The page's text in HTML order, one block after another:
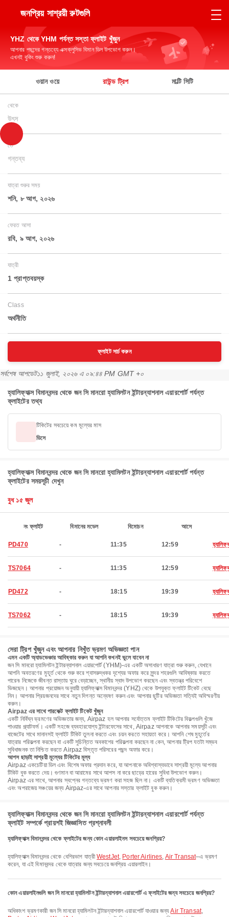
জনপ্রিয় সাশ্রয়ী রুটগুলি
YHZ থেকে YHM পর্যন্ত সস্তা ফ্লাইট খুঁজুন
আপনার পছন্দের গন্তব্যে এক্সক্লুসিভ বিমান ডিল উপভোগ করুন।
এখনই বুকিং শুরু করুন!
ওয়ান ওয়ে রাউন্ড ট্রিপ মাল্টি সিটি
থেকে
উৎস
তে
গন্তব্য
যাত্রা শুরুর সময়
শনি, ৮ আগ, ২০২৬
ফেরত আসা
রবি, ৯ আগ, ২০২৬
যাত্রী
1 প্রাপ্তবয়স্ক
Class
অর্থনীতি
ফ্লাইট সার্চ করুন
সর্বশেষ আপডেট১১ জুলাই, ২০২৬ এ ০৯:৪৪ PM GMT +০
হ্যালিফ্যাক্স বিমানবন্দর থেকে জন সি মানরো হ্যামিলটন ইন্টারন্যাশনাল এয়ারপোর্ট পর্যন্ত
ফ্লাইটের তথ্য
টিকিটের সবচেয়ে কম মূল্যের মাস
ডিসে
হ্যালিফ্যাক্স বিমানবন্দর থেকে জন সি মানরো হ্যামিলটন ইন্টারন্যাশনাল এয়ারপোর্ট পর্যন্ত
ফ্লাইটের সময়সূচী দেখুন
বুধ ১৫ জুল
নং ফ্লাইট বিমানের মডেল বিমোচন আসে
PD470 - 11:35 12:59
TS7064 - 11:35 12:59
PD472 - 18:15 19:39
TS7062 - 18:15 19:39
সেরা ট্রিপ খুঁজুন এবং আপনার নিখুঁত ভ্রমণ অভিজ্ঞতা পান
এমন একটি অ্যাডভেঞ্চার আবিষ্কার করুন যা আপনি কখনই ভুলে যাবেন না
জন সি মানরো হ্যামিলটন ইন্টারন্যাশনাল এয়ারপোর্ট (YHM)-এর একটি অসাধারণ যাত্রা শুরু করুন, যেখানে
আপনি অবতরণের মুহূর্ত থেকে শুরু করে শ্বাসরুদ্ধকর দৃশ্যের অফার করে সুন্দর শহরগুলি আবিষ্কার করতে
পারেন৷ নিজেকে জীবন্ত রাস্তায় ঘুরে বেড়াচ্ছেন, স্থানীয় স্বাদ উপভোগ করছেন এবং স্বতন্ত্র পরিবেশে
ভিজছেন। আপনার প্রয়োজন অনুযায়ী হ্যালিফ্যাক্স বিমানবন্দর (YHZ) থেকে উপযুক্ত ফ্লাইট টিকেট বেছে
নিন। আপনার প্রিয়জনদের সাথে নতুন দিগন্ত অন্বেষণ করুন এবং আপনার ছুটির অভিজ্ঞতা সত্যিই অবিস্মরণীয়
করুন।
Airpaz এর সাথে পারফেক্ট ফ্লাইট টিকেট খুঁজুন
একটি নির্বিঘ্ন ভ্রমণের অভিজ্ঞতার জন্য, Airpaz হল আপনার সর্বোত্তম ফ্লাইট টিকিটের বিকল্পগুলি খুঁজে
পাওয়ার প্ল্যাটফর্ম। একটি সহজে ব্যবহারযোগ্য ইন্টারফেসের সাথে, Airpaz আপনাকে আপনার সময়সূচী এবং
বাজেটের সাথে মানানসই ফ্লাইট টিকিট তুলনা করতে এবং চয়ন করতে সহায়তা করে। আপনি শেষ মুহূর্তের
যাত্রার পরিকল্পনা করছেন বা একটি সুচিন্তিত অবকাশের পরিকল্পনা করছেন না কেন, আপনার ট্রিপ যতটা সম্ভব
সুবিধাজনক তা নিশ্চিত করতে Airpaz বিস্তৃত পরিসরের পছন্দ অফার করে।
আপস ছাড়াই সাশ্রয়ী মূল্যের টিকিটের মূল্য
Airpaz একচেটিয়া ডিল এবং বিশেষ অফার প্রদান করে, যা আপনাকে অবিশ্বাস্যভাবে সাশ্রয়ী মূল্যে আপনার
টিকিট বুক করতে দেয়। গুণমান বা আরামের সাথে আপস না করে ছাড়ের হারের সুবিধা উপভোগ করুন।
Airpaz এর সাথে, আপনার স্বপ্নের গন্তব্যে ভ্রমণ করা সহজ ছিল না। একটি ব্যতিক্রমী ভ্রমণ অভিজ্ঞতা
এবং অপরাজেয় সঞ্চয়ের জন্য Airpaz-এর সাথে আপনার সস্তার ফ্লাইট বুক করুন।
হ্যালিফ্যাক্স বিমানবন্দর থেকে জন সি মানরো হ্যামিলটন ইন্টারন্যাশনাল এয়ারপোর্ট পর্যন্ত
ফ্লাইট সম্পর্কে প্রায়শই জিজ্ঞাসিত প্রশ্নাবলী
হ্যালিফ্যাক্স বিমানবন্দর থেকে ফ্লাইটের জন্য কোন এয়ারলাইনস সবচেয়ে জনপ্রিয়?
হ্যালিফ্যাক্স বিমানবন্দর থেকে বেশিরভাগ যাত্রীWestJet, Porter Airlines, Air Transat–এ ভ্রমণ
করেন, যা এই বিমানবন্দর থেকে যাত্রার জন্য সবচেয়ে জনপ্রিয় এয়ারলাইন।
কোন এয়ারলাইনগুলি জন সি মানরো হ্যামিলটন ইন্টারন্যাশনাল এয়ারপোর্ট এ ফ্লাইটের জন্য সবচেয়ে জনপ্রিয়?
অধিকাংশ ভ্রমণকারী জন সি মানরো হ্যামিলটন ইন্টারন্যাশনাল এয়ারপোর্ট যাওয়ার জন্যAir Transat,